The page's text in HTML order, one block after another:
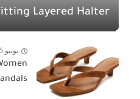
Layered Halter...
يونيو 5, 2026